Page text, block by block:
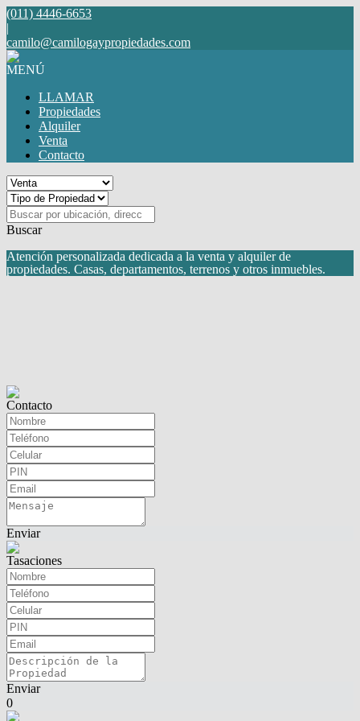
(011) 4446-6653
|
camilo@camilogaypropiedades.com
MENÚ
LLAMAR
Propiedades
Alquiler
Venta
Contacto
Buscar
Atención personalizada dedicada a la venta y alquiler de
propiedades. Casas, departamentos, terrenos y otros inmuebles.
Contacto
Enviar
Tasaciones
Enviar
0